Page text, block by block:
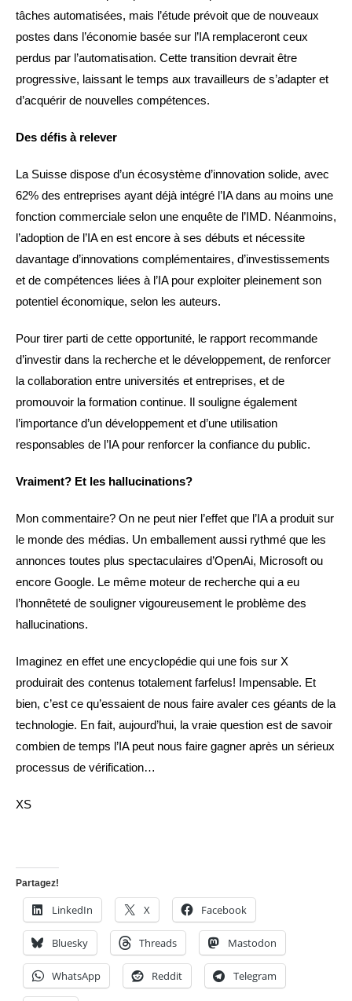
tâches automatisées, mais l’étude prévoit que de nouveaux
postes dans l’économie basée sur l’IA remplaceront ceux
perdus par l’automatisation. Cette transition devrait être
progressive, laissant le temps aux travailleurs de s’adapter et
d’acquérir de nouvelles compétences.
Des défis à relever
La Suisse dispose d’un écosystème d’innovation solide, avec
62% des entreprises ayant déjà intégré l’IA dans au moins une
fonction commerciale selon une enquête de l’IMD. Néanmoins,
l’adoption de l’IA en est encore à ses débuts et nécessite
davantage d’innovations complémentaires, d’investissements
et de compétences liées à l’IA pour exploiter pleinement son
potentiel économique, selon les auteurs.
Pour tirer parti de cette opportunité, le rapport recommande
d’investir dans la recherche et le développement, de renforcer
la collaboration entre universités et entreprises, et de
promouvoir la formation continue. Il souligne également
l’importance d’un développement et d’une utilisation
responsables de l’IA pour renforcer la confiance du public.
Vraiment? Et les hallucinations?
Mon commentaire? On ne peut nier l’effet que l’IA a produit sur
le monde des médias. Un emballement aussi rythmé que les
annonces toutes plus spectaculaires d’OpenAi, Microsoft ou
encore Google. Le même moteur de recherche qui a eu
l’honnêteté de souligner vigoureusement le problème des
hallucinations.
Imaginez en effet une encyclopédie qui une fois sur X
produirait des contenus totalement farfelus! Impensable. Et
bien, c’est ce qu’essaient de nous faire avaler ces géants de la
technologie. En fait, aujourd’hui, la vraie question est de savoir
combien de temps l’IA peut nous faire gagner après un sérieux
processus de vérification…
XS
Partagez!
LinkedIn X Facebook
Bluesky Threads Mastodon
WhatsApp Reddit Telegram